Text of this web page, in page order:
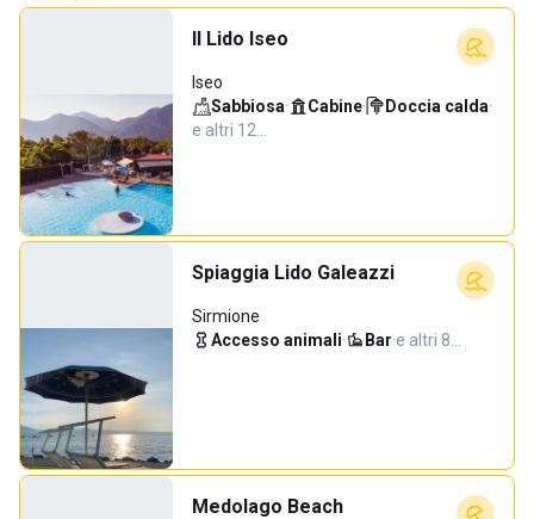
Il Lido Iseo
Iseo
Sabbiosa· Cabine· Doccia calda·
e altri 12…
Spiaggia Lido Galeazzi
Sirmione
Accesso animali· Bar·e altri 8…
Medolago Beach